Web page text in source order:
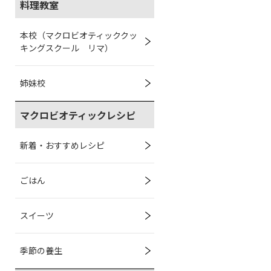
料理教室
本校（マクロビオティッククッ
キングスクール リマ）
姉妹校
マクロビオティックレシピ
新着・おすすめレシピ
ごはん
スイーツ
季節の養生